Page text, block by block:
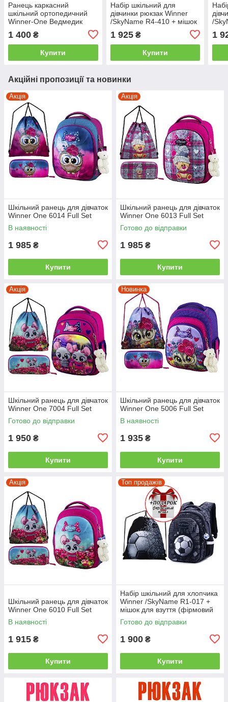
Ранець каркасний
шкільний ортопедичний
Winner-One Ведмедик
1 400 ₴
Купити
Набір шкільний для
дівчинки рюкзак Winner
/SkyName R4-410 + мішок
пенал у подарунок)
1 925₴
Купити
/
1
Акційні пропозиції та новинки
Акція
Шкільний ранець для дівчаток
Winner One 6014 Full Set
В наявності
1 985 ₴
Купити
Акція
Шкільний ранець для дівчаток
Winner One 6013 Full Set
Готово до відправки
1 985 ₴
Купити
Акція
Шкільний ранець для дівчаток
Winner One 7004 Full Set
Готово до відправки
1 950 ₴
Купити
Новинка
Шкільний ранець для дівчаток
Winner One 5006 Full Set
В наявності
1 935 ₴
Купити
Акція
Шкільний ранець для дівчаток
Winner One 6010 Full Set
В наявності
1 915 ₴
Купити
Топ продажів
Набір шкільний для хлопчика
Winner /SkyName R1-017 +
мішок для взуття (фірмовий
пенал у подарунок)
Готово до відправки
1 900 ₴
Купити